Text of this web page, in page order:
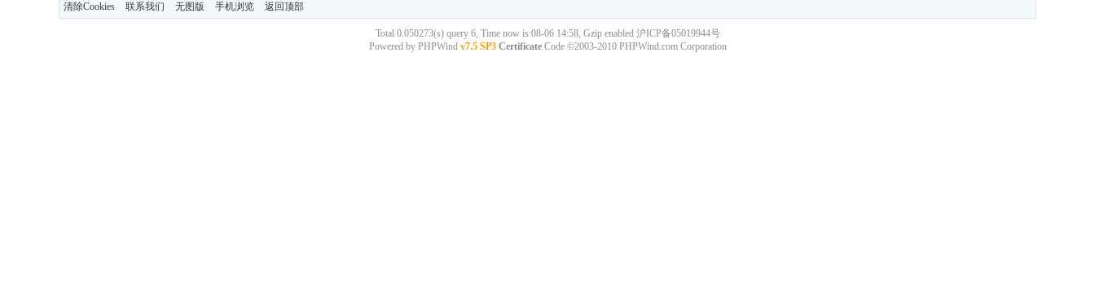
清除Cookies 联系我们 无图版 手机浏览 返回顶部
Total 0.050273(s) query 6, Time now is:08-06 14:58, Gzip enabled 沪ICP备05019944号
Powered by PHPWind v7.5 SP3 CertificateCode ©2003-2010 PHPWind.comCorporation